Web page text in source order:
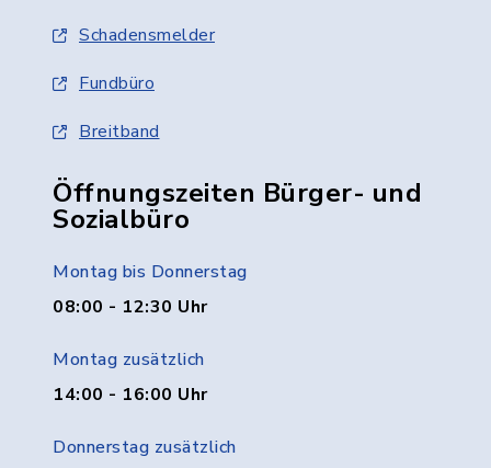
Schadensmelder
Fundbüro
Breitband
Öffnungszeiten Bürger- und
Sozialbüro
Montag bis Donnerstag
08:00 - 12:30 Uhr
Montag zusätzlich
14:00 - 16:00 Uhr
Donnerstag zusätzlich